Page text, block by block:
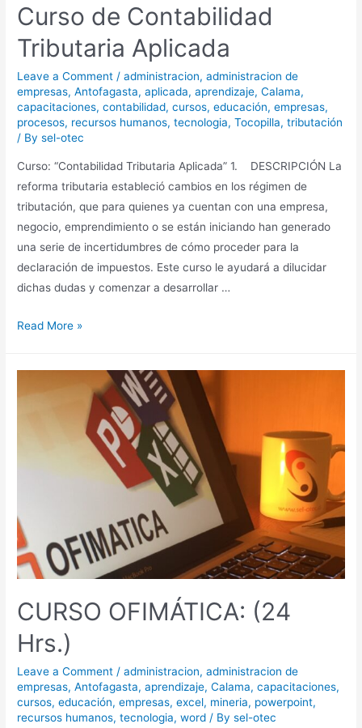
Curso de Contabilidad
Tributaria Aplicada
Leave a Comment /administracion,administracion de
empresas,Antofagasta,aplicada,aprendizaje,Calama,
capacitaciones,contabilidad,cursos,educación,empresas,
procesos, recursos humanos,tecnologia,Tocopilla,tributación
/ Bysel-otec
Curso: “Contabilidad Tributaria Aplicada” 1. DESCRIPCIÓN La
reforma tributaria estableció cambios en los régimen de
tributación, que para quienes ya cuentan con una empresa,
negocio, emprendimiento o se están iniciando han generado
una serie de incertidumbres de cómo proceder para la
declaración de impuestos. Este curso le ayudará a dilucidar
dichas dudas y comenzar a desarrollar …
Read More »
CURSO OFIMÁTICA: (24
Hrs.)
Leave a Comment /administracion,administracion de
empresas,Antofagasta,aprendizaje,Calama,capacitaciones,
cursos,educación,empresas,excel, mineria, powerpoint,
recursos humanos,tecnologia,word / Bysel-otec